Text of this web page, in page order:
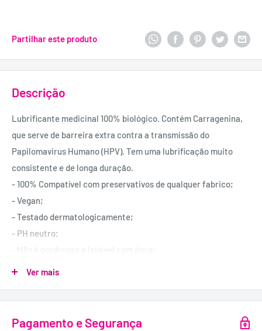
Partilhar este produto
Descrição
Lubrificante medicinal 100% biológico. Contém Carragenina,
que serve de barreira extra contra a transmissão do
Papilomavirus Humano (HPV). Tem uma lubrificação muito
consistente e de longa duração.
- 100% Compatível com preservativos de qualquer fabrico;
- Vegan;
- Testado dermatologicamente;
- PH neutro;
- Não é gorduroso e lavável com água;
INGREDIENTES:
Glicerina, Água, Lactato de Sódio, Extrato de Chondrus
Ver mais
Pagamento e Segurança